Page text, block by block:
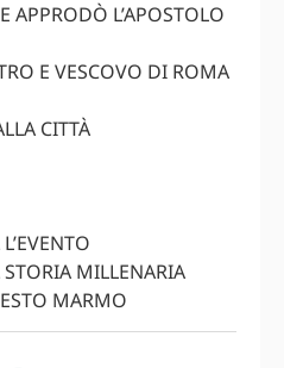
APPRODÒ L’APOSTOLO
E VESCOVO DI ROMA
CITTÀ
MILLENARIA
MARMO